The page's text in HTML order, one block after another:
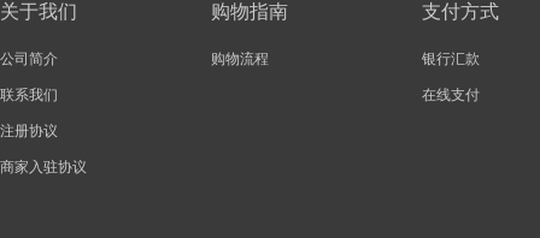
关于我们
公司简介
联系我们
注册协议
商家入驻协议
购物指南
购物流程
支付方式
银行汇款
在线支付